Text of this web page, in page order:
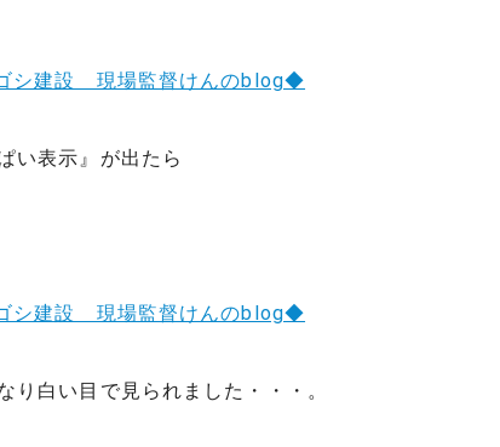
い表示』が出たら
白い目で見られました・・・。